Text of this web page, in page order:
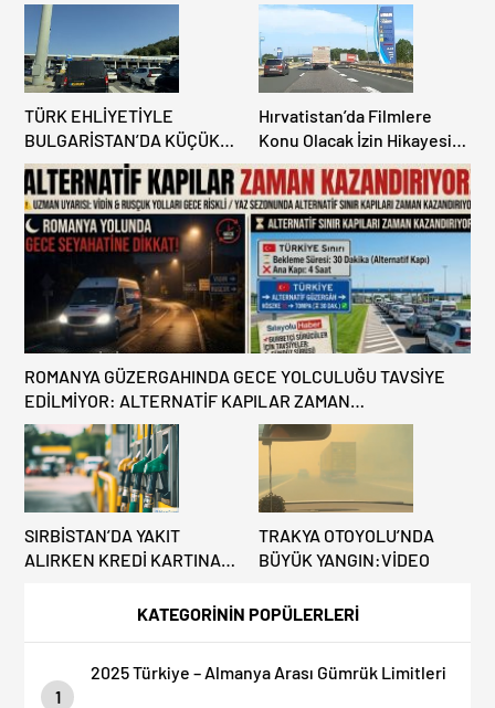
KATEGORİNİN POPÜLERLERİ
1
2025 Türkiye – Almanya Arası Gümrük Limitleri
TÜRK EHLİYETİYLE
BULGARİSTAN’DA KÜÇÜK
HATA, ARACINA 6 AY EL
KONULMASINA YOL AÇTI
Hırvatistan’da Filmlere
Konu Olacak İzin Hikayesi:
Benzinlikte Eşini Unuttu!
ROMANYA GÜZERGAHINDA GECE YOLCULUĞU TAVSİYE
EDİLMİYOR: ALTERNATİF KAPILAR ZAMAN
KAZANDIRIYOR!
SIRBİSTAN’DA YAKIT
ALIRKEN KREDİ KARTINA
TRAKYA OTOYOLU’NDA
BÜYÜK YANGIN:VİDEO